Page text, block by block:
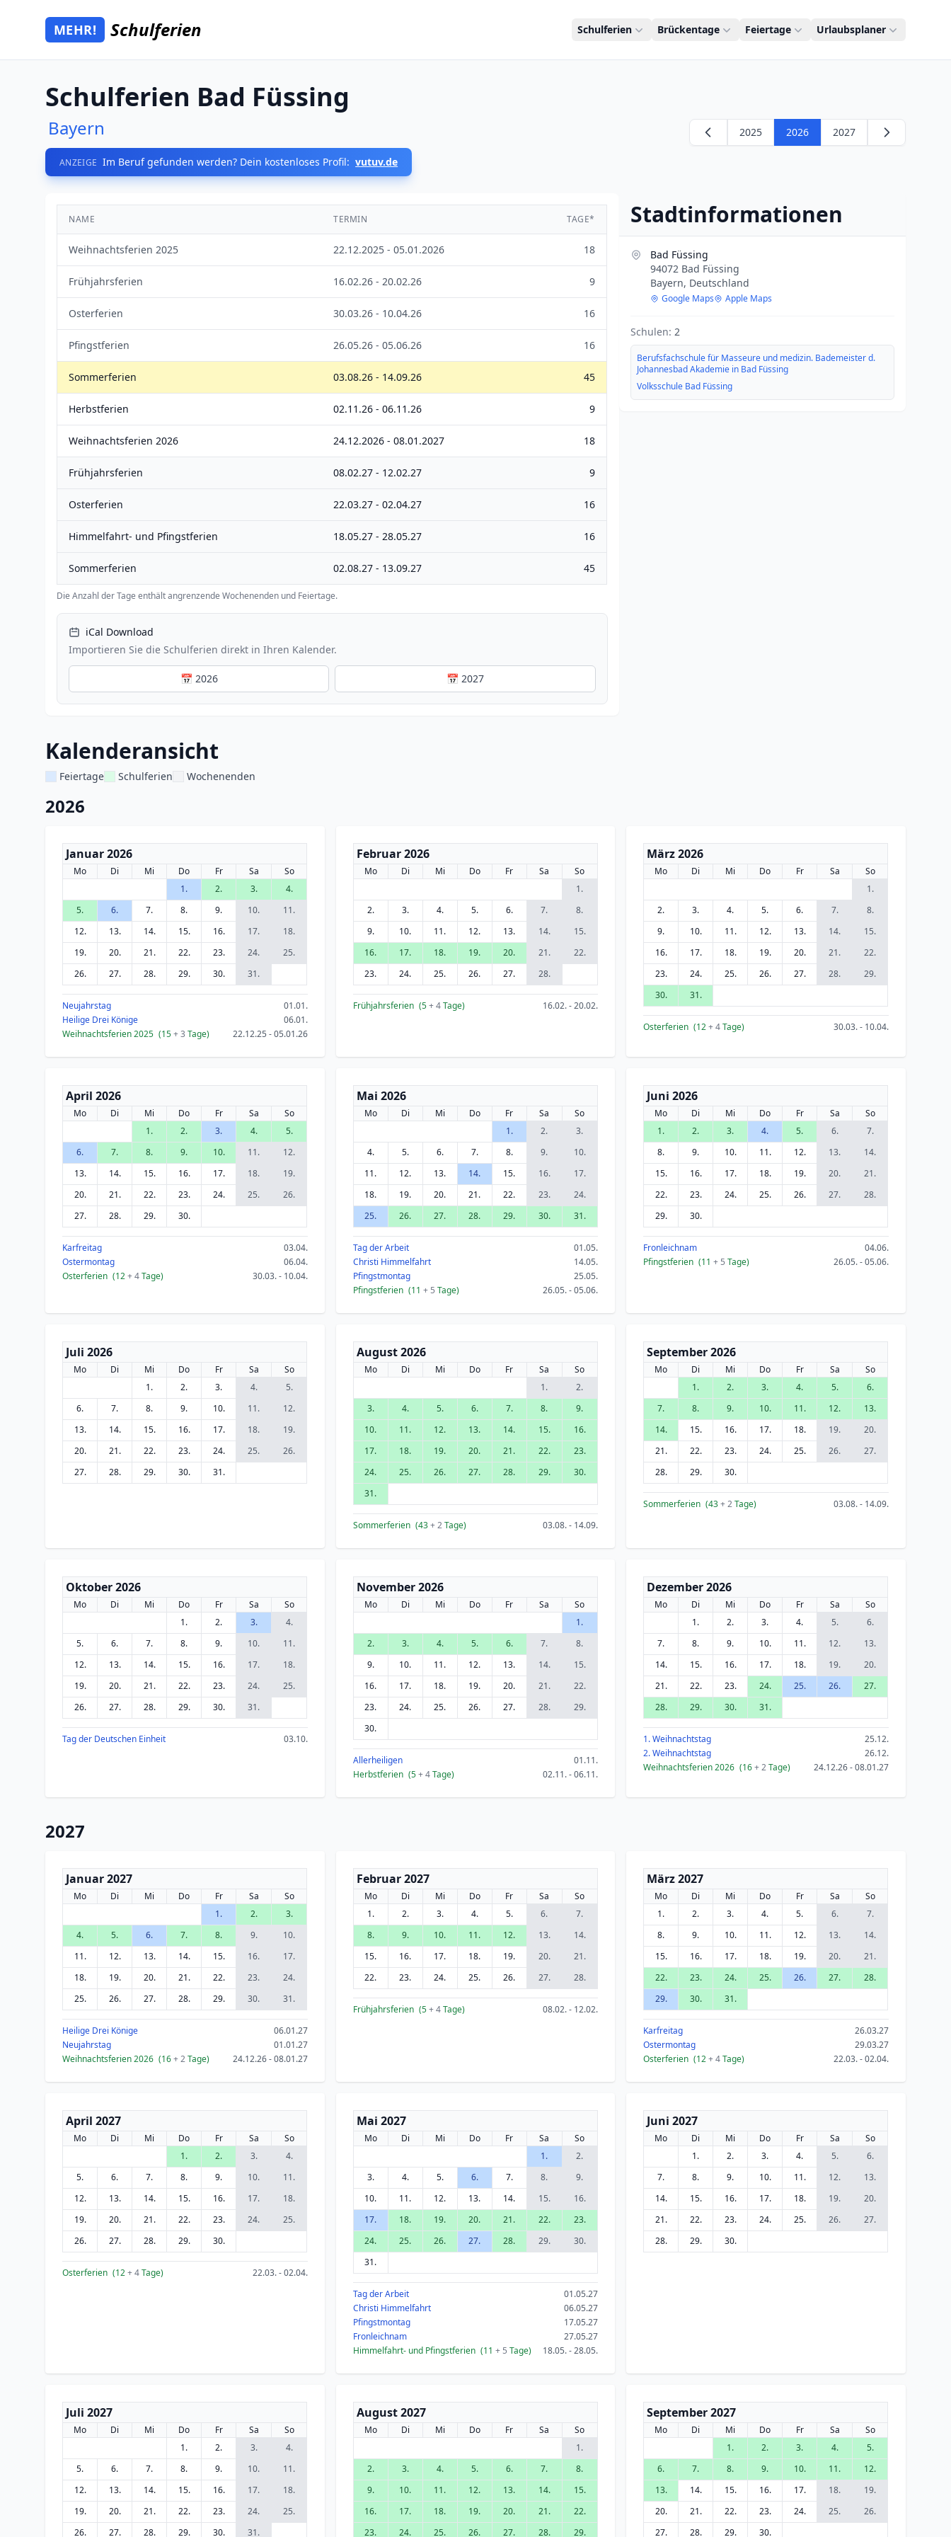
Zum Hauptinhalt springen
Mehr Schulferien
MEHR! Schulferien Schulferien Brückentage Feiertage Urlaubsplaner
Schulferien Bad Füssing
Bayern
ANZEIGE Im Beruf gefunden werden? Dein kostenloses Profil: vutuv.de
2025 2026 2027
NAME TERMIN TAGE*
Weihnachtsferien 2025 22.12.2025 - 05.01.2026 18
Frühjahrsferien 16.02.26 - 20.02.26 9
Osterferien 30.03.26 - 10.04.26 16
Pfingstferien 26.05.26 - 05.06.26 16
Sommerferien 03.08.26 - 14.09.26 45
Herbstferien 02.11.26 - 06.11.26 9
Weihnachtsferien 2026 24.12.2026 - 08.01.2027 18
Frühjahrsferien 08.02.27 - 12.02.27 9
Osterferien 22.03.27 - 02.04.27 16
Himmelfahrt- und Pfingstferien 18.05.27 - 28.05.27 16
Sommerferien 02.08.27 - 13.09.27 45
Die Anzahl der Tage enthält angrenzende Wochenenden und Feiertage.
iCal Download
Importieren Sie die Schulferien direkt in Ihren Kalender.
📅 2026 📅 2027
Stadtinformationen
Bad Füssing
94072 Bad Füssing
Bayern, Deutschland
Google Maps Apple Maps
Schulen: 2
Berufsfachschule für Masseure und medizin. Bademeister d.
Johannesbad Akademie in Bad Füssing
Volksschule Bad Füssing
Kalenderansicht
Feiertage Schulferien Wochenenden
2026
Januar 2026
Mo Di Mi Do Fr Sa
So
1.
2. 3.
4.
5.
6. 7. 8. 9. 10.
11.
12.
13. 14. 15. 16. 17.
18.
19.
20. 21. 22. 23. 24.
25.
26.
27. 28. 29. 30. 31.
Neujahrstag
01.01.
Heilige Drei Könige
06.01.
Weihnachtsferien 2025 (15+ 3 Tage) 22.12.25 - 05.01.26
Februar 2026
Mo Di Mi Do Fr Sa
So
1.
2.
3. 4. 5. 6. 7.
8.
9.
10. 11. 12. 13. 14.
15.
16.
17. 18. 19. 20. 21.
22.
23.
24. 25. 26. 27. 28.
Frühjahrsferien (5+ 4Tage) 16.02. - 20.02.
März 2026
Mo Di Mi Do Fr Sa
So
1.
2.
3. 4. 5. 6. 7.
8.
9.
10. 11. 12. 13. 14.
15.
16.
17. 18. 19. 20. 21.
22.
23.
24. 25. 26. 27. 28.
29.
30.
31.
Osterferien (12+ 4Tage) 30.03. - 10.04.
April 2026
Mo Di Mi Do Fr Sa
So
1.
2. 3. 4.
5.
6.
7. 8. 9. 10. 11.
12.
13.
14. 15. 16. 17. 18.
19.
20.
21. 22. 23. 24. 25.
26.
27.
28. 29. 30.
Karfreitag
03.04.
Ostermontag
06.04.
Osterferien (12+ 4Tage) 30.03. - 10.04.
Mai 2026
Mo Di Mi Do Fr Sa
So
1.
2.
3.
4.
5. 6. 7. 8. 9.
10.
11.
12. 13. 14. 15. 16.
17.
18.
19. 20. 21. 22. 23.
24.
25.
26. 27. 28. 29. 30. 31.
Tag der Arbeit
01.05.
Christi Himmelfahrt
14.05.
Pfingstmontag
25.05.
Pfingstferien (11 + 5 Tage) 26.05. - 05.06.
Juni 2026
Mo Di Mi Do Fr Sa
So
1.
2. 3. 4. 5. 6.
7.
8.
9. 10. 11. 12. 13.
14.
15.
16. 17. 18. 19. 20.
21.
22.
23. 24. 25. 26. 27.
28.
29.
30.
Fronleichnam
04.06.
Pfingstferien (11+ 5 Tage) 26.05. - 05.06.
Juli 2026
Mo Di Mi Do Fr Sa
So
1.
2. 3. 4.
5.
6.
7. 8. 9. 10. 11.
12.
13.
14. 15. 16. 17. 18.
19.
20.
21. 22. 23. 24. 25.
26.
27.
28. 29. 30. 31.
August 2026
Mo Di Mi Do Fr Sa
So
1.
2.
3.
4. 5. 6. 7. 8.
9.
10.
11. 12. 13. 14. 15.
16.
17.
18. 19. 20. 21. 22.
23.
24.
25. 26. 27. 28. 29.
30.
31.
Sommerferien (43+ 2Tage) 03.08. - 14.09.
September 2026
Mo Di Mi Do Fr Sa
So
1.
2. 3. 4. 5.
6.
7.
8. 9. 10. 11. 12.
13.
14.
15. 16. 17. 18. 19.
20.
21.
22. 23. 24. 25. 26.
27.
28.
29. 30.
Sommerferien (43+ 2Tage) 03.08. - 14.09.
Oktober 2026
Mo Di Mi Do Fr Sa
So
1.
2. 3.
4.
5.
6. 7. 8. 9. 10.
11.
12.
13. 14. 15. 16. 17.
18.
19.
20. 21. 22. 23. 24.
25.
26.
27. 28. 29. 30. 31.
Tag der Deutschen Einheit 03.10.
November 2026
Mo Di Mi Do Fr Sa
So
1.
2.
3. 4. 5. 6. 7.
8.
9.
10. 11. 12. 13. 14.
15.
16.
17. 18. 19. 20. 21.
22.
23.
24. 25. 26. 27. 28.
29.
30.
Allerheiligen
01.11.
Herbstferien (5+ 4Tage) 02.11. - 06.11.
Dezember 2026
Mo Di Mi Do Fr Sa
So
1.
2. 3. 4. 5.
6.
7.
8. 9. 10. 11. 12.
13.
14.
15. 16. 17. 18. 19.
20.
21.
22. 23. 24. 25. 26.
27.
28.
29. 30. 31.
1. Weihnachtstag
25.12.
2. Weihnachtstag
26.12.
Weihnachtsferien 2026 (16+ 2Tage) 24.12.26 - 08.01.27
2027
Januar 2027
Mo Di Mi Do Fr Sa
So
1.
2.
3.
4.
5. 6. 7. 8. 9.
10.
11.
12. 13. 14. 15. 16.
17.
18.
19. 20. 21. 22. 23.
24.
25.
26. 27. 28. 29. 30. 31.
Heilige Drei Könige
06.01.27
Neujahrstag
01.01.27
Weihnachtsferien 2026 (16+ 2Tage) 24.12.26 - 08.01.27
Februar 2027
Mo Di Mi Do Fr Sa
So
1.
2. 3. 4. 5. 6.
7.
8.
9. 10. 11. 12. 13.
14.
15.
16. 17. 18. 19. 20.
21.
22.
23. 24. 25. 26. 27. 28.
Frühjahrsferien (5+ 4Tage) 08.02. - 12.02.
März 2027
Mo Di Mi Do Fr Sa
So
1.
2. 3. 4. 5. 6.
7.
8.
9. 10. 11. 12. 13.
14.
15.
16. 17. 18. 19. 20.
21.
22.
23. 24. 25. 26. 27.
28.
29.
30. 31.
Karfreitag
26.03.27
Ostermontag
29.03.27
Osterferien (12+ 4Tage) 22.03. - 02.04.
April 2027
Mo Di Mi Do Fr Sa
So
1.
2. 3.
4.
5.
6. 7. 8. 9. 10.
11.
12.
13. 14. 15. 16. 17.
18.
19.
20. 21. 22. 23. 24.
25.
26.
27. 28. 29. 30.
Osterferien (12+ 4Tage) 22.03. - 02.04.
Mai 2027
Mo Di Mi Do Fr Sa
So
1.
2.
3.
4. 5. 6. 7. 8.
9.
10.
11. 12. 13. 14. 15.
16.
17.
18. 19. 20. 21. 22.
23.
24.
25. 26. 27. 28. 29.
30.
31.
Tag der Arbeit
01.05.27
Christi Himmelfahrt
06.05.27
Pfingstmontag
17.05.27
Fronleichnam
27.05.27
Himmelfahrt- und Pfingstferien (11 + 5 Tage) 18.05. - 28.05.
Juni 2027
Mo Di Mi Do Fr Sa
So
1.
2. 3. 4. 5.
6.
7.
8. 9. 10. 11. 12.
13.
14.
15. 16. 17. 18. 19.
20.
21.
22. 23. 24. 25. 26.
27.
28.
29. 30.
Juli 2027
Mo Di Mi Do Fr Sa
So
1.
2. 3.
4.
5.
6. 7. 8. 9. 10.
11.
12.
13. 14. 15. 16. 17.
18.
19.
20. 21. 22. 23. 24.
25.
26.
27. 28. 29. 30. 31.
August 2027
Mo Di Mi Do Fr Sa
So
1.
2.
3. 4. 5. 6. 7.
8.
9.
10. 11. 12. 13. 14.
15.
16.
17. 18. 19. 20. 21.
22.
23.
24. 25. 26. 27. 28. 29.
September 2027
Mo Di Mi Do Fr Sa
So
1.
2. 3. 4.
5.
6.
7. 8. 9. 10. 11.
12.
13.
14. 15. 16. 17. 18.
19.
20.
21. 22. 23. 24. 25.
26.
27.
28. 29. 30.